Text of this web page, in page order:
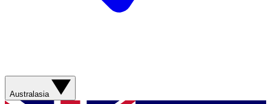
Australasia